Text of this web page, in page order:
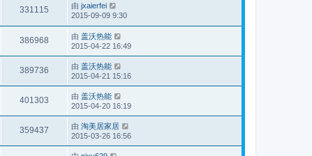
331115 由 jxaierfei
2015-09-09 9:30
386968 由 盖沃热能
2015-04-22 16:49
389736 由 盖沃热能
2015-04-21 15:16
401303 由 盖沃热能
2015-04-20 16:19
359437 由 淘美居家居
2015-03-26 16:56